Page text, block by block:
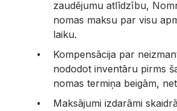
zaudējumu atlīdzību,
nomas maksu par visu
laiku.
Kompensācija par
nododot inventāru pirms
nomas termiņa beigām,
Maksājumi izdarāmi